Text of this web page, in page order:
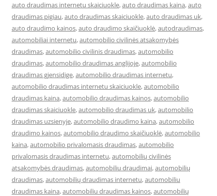
auto draudimas internetu skaiciuokle,auto draudimas kaina,auto
draudimas pigiau,auto draudimas skaiciuokle,auto draudimas uk,
auto draudimo kainos,auto draudimo skaičiuoklė,autodraudimas,
automobiliai internetu,automobilio civilinės atsakomybės
draudimas,automobilio civilinis draudimas,automobilio
draudimas,automobilio draudimas anglijoje,automobilio
draudimas gjensidige,automobilio draudimas internetu,
automobilio draudimas internetu skaiciuokle,automobilio
draudimas kaina,automobilio draudimas kainos,automobilio
draudimas skaiciuokle,automobilio draudimas uk,automobilio
draudimas uzsienyje,automobilio draudimo kaina,automobilio
draudimo kainos,automobilio draudimo skaičiuoklė,automobilio
kaina,automobilio privalomasis draudimas,automobilio
privalomasis draudimas internetu,automobilių civilinės
atsakomybės draudimas,automobiliu draudimai,automobilių
draudimas,automobilių draudimas internetu,automobiliu
draudimas kaina,automobiliu draudimas kainos,automobilių